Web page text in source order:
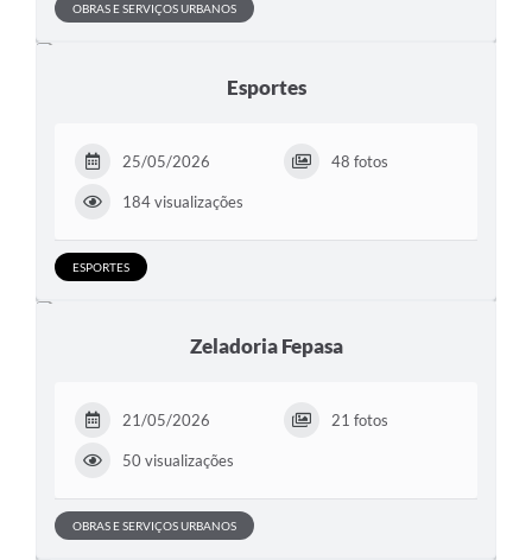
OBRAS E SERVIÇOS URBANOS
Esportes
25/05/2026 48 fotos
184 visualizações
ESPORTES
Zeladoria Fepasa
21/05/2026 21 fotos
50 visualizações
OBRAS E SERVIÇOS URBANOS